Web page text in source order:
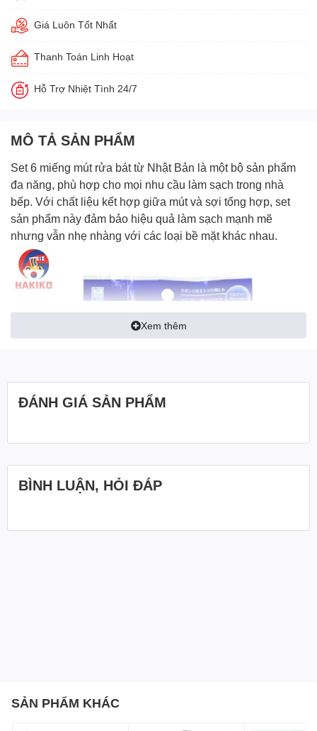
Giá Luôn Tốt Nhất
Thanh Toán Linh Hoạt
Hỗ Trợ Nhiệt Tình 24/7
MÔ TẢ SẢN PHẨM
Set 6 miếng mút rửa bát từ Nhật Bản là một bộ sản phẩm
đa năng, phù hợp cho mọi nhu cầu làm sạch trong nhà
bếp. Với chất liệu kết hợp giữa mút và sợi tổng hợp, set
sản phẩm này đảm bảo hiệu quả làm sạch mạnh mẽ
nhưng vẫn nhẹ nhàng với các loại bề mặt khác nhau.
Xem thêm
ĐÁNH GIÁ SẢN PHẨM
BÌNH LUẬN, HỎI ĐÁP
SẢN PHẨM KHÁC